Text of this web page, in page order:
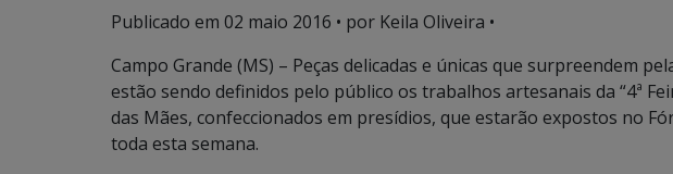
Publicado em 02 maio 2016 • por Keila Oliveira •
Campo Grande (MS) – Peças delicadas e únicas que surpreendem
estão sendo definidos pelo público os trabalhos artesanais da “4ª
das Mães, confeccionados em presídios, que estarão expostos no
toda esta semana.